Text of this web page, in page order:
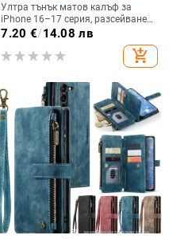
Ултра тънък матов калъф за
iPhone 16–17 серия, разсейване
на топлината, пълно покритие,
удароустойчив и устойчив на
отпечатъци
7.20 €/14.08 лв
add_shopping_cart